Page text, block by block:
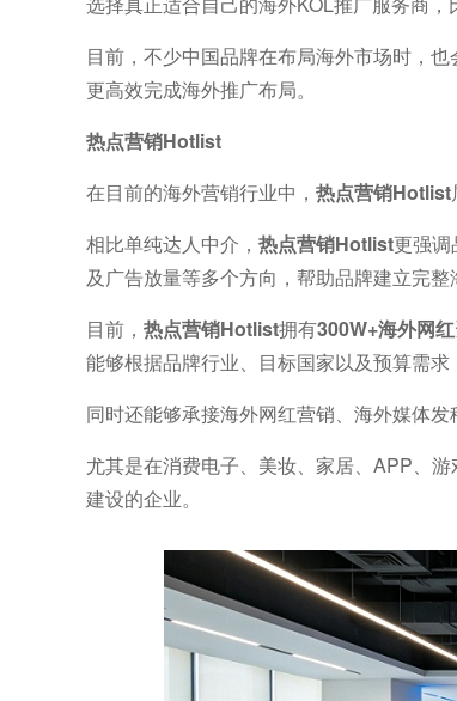
目前，不少中国品牌在布局海外市场时，也
更高效完成海外推广布局。
热点营销Hotlist
在目前的海外营销行业中， 热点营销Hotlist
相比单纯达人中介， 热点营销Hotlist更强调
及广告放量等多个方向，帮助品牌建立完整
目前， 热点营销Hotlist拥有300W+海外网
能够根据品牌行业、目标国家以及预算需求
同时还能够承接海外网红营销、海外媒体
尤其是在消费电子、美妆、家居、APP、
建设的企业。